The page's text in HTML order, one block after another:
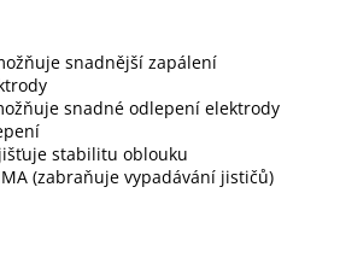
snadnější zapálení
snadné odlepení elektrody
stabilitu oblouku
(zabraňuje vypadávání jističů)